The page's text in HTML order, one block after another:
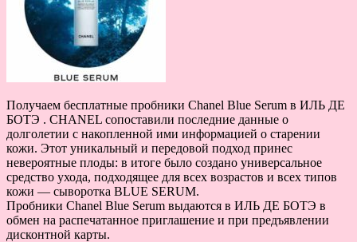
Получаем бесплатные пробники Chanel Blue Serum в ИЛЬ ДЕ
БОТЭ . CHANEL сопоставили последние данные о
долголетии с накопленной ими информацией о старении
кожи. Этот уникальный и передовой подход принес
невероятные плоды: в итоге было создано универсальное
средство ухода, подходящее для всех возрастов и всех типов
кожи — сыворотка BLUE SERUM.
Пробники Chanel Blue Serum выдаются в ИЛЬ ДЕ БОТЭ в
обмен на распечатанное приглашение и при предъявлении
дисконтной карты.